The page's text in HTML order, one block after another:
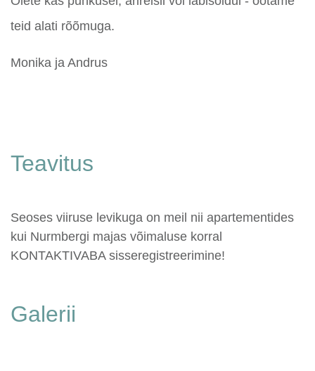
teid alati rõõmuga.
Monika ja Andrus
Teavitus
Seoses viiruse levikuga on meil nii apartementides
kui Nurmbergi majas võimaluse korral
KONTAKTIVABA sisseregistreerimine!
Galerii